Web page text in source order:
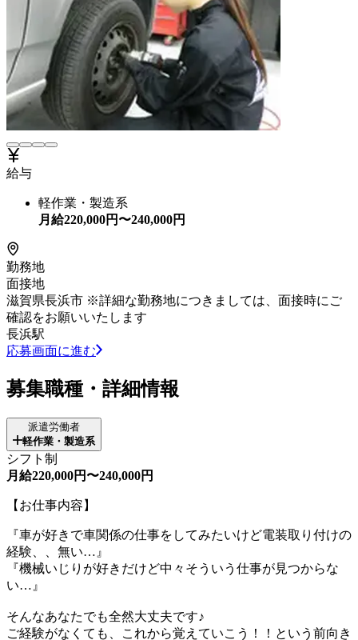
給与
軽作業・製造系
月給220,000円〜240,000円
勤務地
面接地
滋賀県長浜市 ※詳細な勤務地につきましては、面接時にご
確認をお願いいたします
長浜駅
応募画面に進む
募集職種・詳細情報
派遣労働者
軽作業・製造系
シフト制
月給220,000円〜240,000円
【お仕事内容】
『車が好きで車関係の仕事をしてみたいけど電装取り付けの
経験、、無い…』
『機械いじりが好きだけど中々そういう仕事が見つからな
い…』
そんなあなたでも全然大丈夫です♪
ご経験がなくても、これから覚えていこう！！という前向き